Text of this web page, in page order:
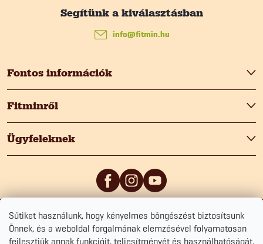
Sütiket használunk, hogy kényelmes böngészést biztosítsunk
Önnek, és a weboldal forgalmának elemzésével folyamatosan
fejlesztjük annak funkcióit, teljesítményét és használhatóságát.
r
á
n
y
t
á
b
é
c
Fontos információk
Fitminről
Ügyfeleknek
info@fitmin.hu
0/5 5/5